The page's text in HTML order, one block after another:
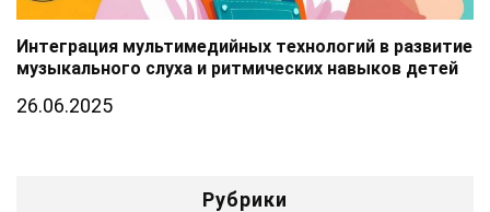
Интеграция мультимедийных технологий в развитие
музыкального слуха и ритмических навыков детей
26.06.2025
Рубрики